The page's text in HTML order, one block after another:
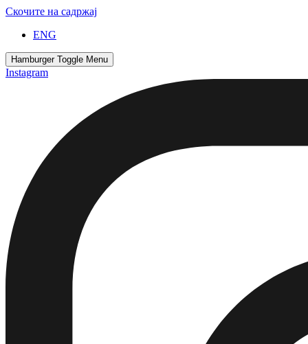
Скочите на садржај
ENG
Hamburger Toggle Menu
Instagram